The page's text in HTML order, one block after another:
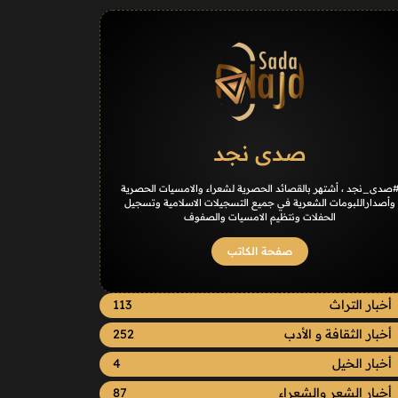
صدى نجد
#صدى_نجد ، أشتهر بالقصائد الحصرية لشعراء والامسيات الحصرية
وأصداراللبومات الشعرية في جميع التسجيلات الاسلامية وتسجيل
الحفلات ونتظيم الامسيات والصفوف
صفحة الكاتب
أخبار التراث
113
أخبار الثقافة و الأدب
252
أخبار الخيل
4
أخبار الشعر والشعراء
87